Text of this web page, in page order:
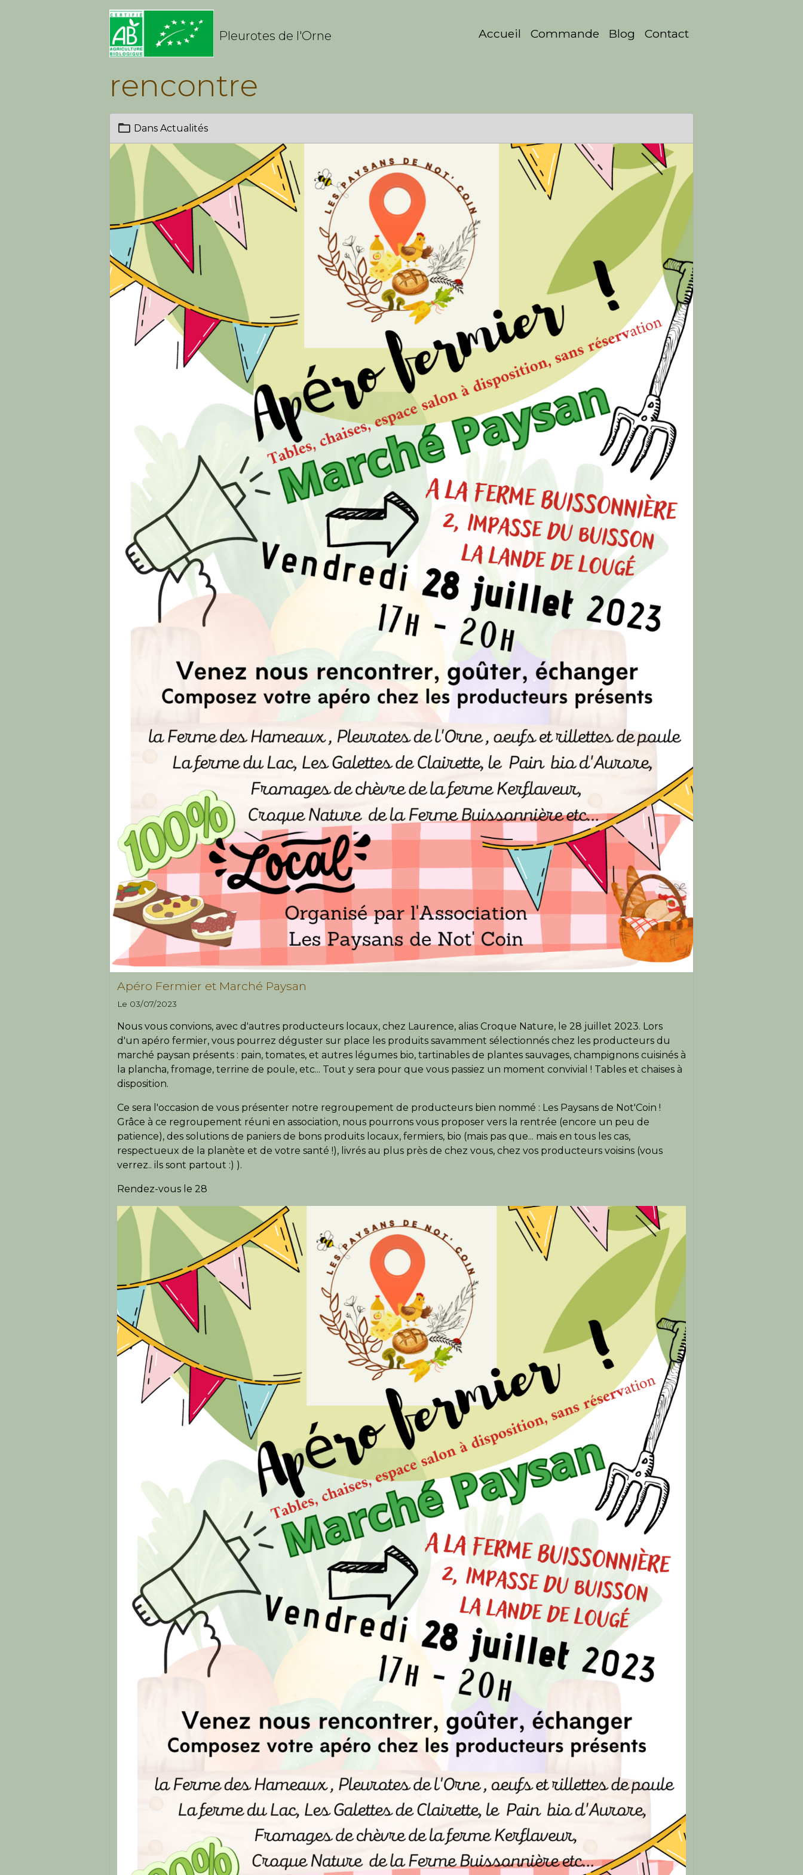
Pleurotes de l'Orne Accueil Commande Blog Contact
rencontre
Dans Actualités
Apéro Fermier et Marché Paysan
Le 03/07/2023
Nous vous convions, avec d'autres producteurs locaux, chez Laurence, alias Croque Nature, le 28 juillet 2023. Lors
d'un apéro fermier, vous pourrez déguster sur place les produits savamment sélectionnés chez les producteurs du
marché paysan présents : pain, tomates, et autres légumes bio, tartinables de plantes sauvages, champignons cuisinés à
la plancha, fromage, terrine de poule, etc... Tout y sera pour que vous passiez un moment convivial ! Tables et chaises à
disposition.
Ce sera l'occasion de vous présenter notre regroupement de producteurs bien nommé : Les Paysans de Not'Coin !
Grâce à ce regroupement réuni en association, nous pourrons vous proposer vers la rentrée (encore un peu de
patience), des solutions de paniers de bons produits locaux, fermiers, bio (mais pas que... mais en tous les cas,
respectueux de la planète et de votre santé !), livrés au plus près de chez vous, chez vos producteurs voisins (vous
verrez.. ils sont partout :) ).
Rendez-vous le 28